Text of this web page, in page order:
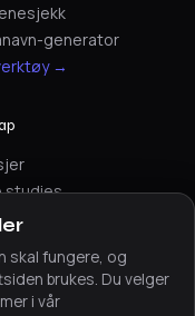
generator
→
studies
skal fungere, og
brukes. Du velger
i vår